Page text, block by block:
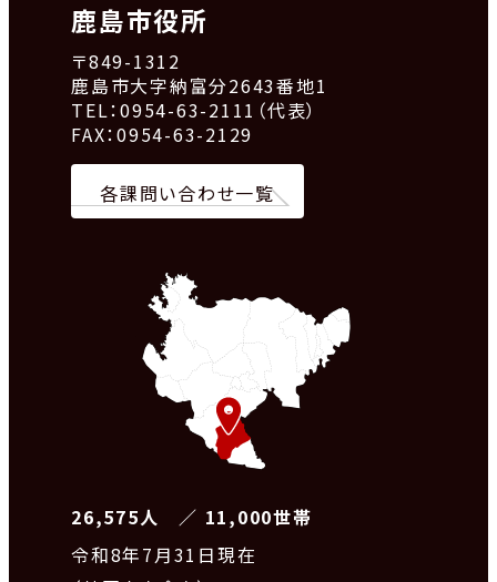
鹿島市役所
〒849-1312
鹿島市大字納富分2643番地1
TEL：0954-63-2111（代表）
FAX：0954-63-2129
各課問い合わせ一覧
26,575人 ／ 11,000世帯
令和8年7月31日現在